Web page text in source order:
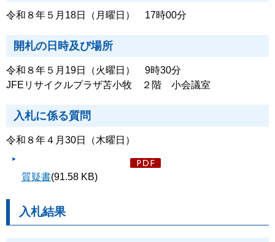
令和８年５月18日（月曜日） 17時00分
開札の日時及び場所
令和８年５月19日（火曜日） 9時30分
JFEリサイクルプラザ苫小牧 ２階 小会議室
入札に係る質問
令和８年４月30日（木曜日）
質疑書(91.58 KB)
入札結果